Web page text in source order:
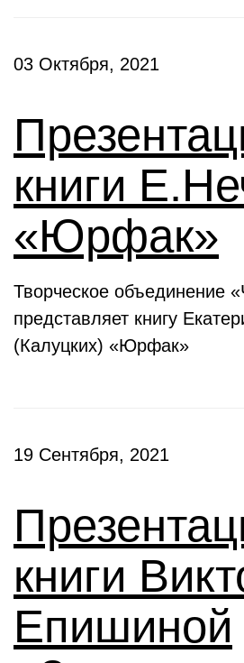
03 Октября, 2021
книги
«Юрфак»
Творческое объединение
представляет книгу
(Калуцких) «Юрфак»
19 Сентября, 2021
книги
Епишиной